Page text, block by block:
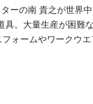
ーの南 貴之が世界
具。大量生産が困
ォームやワークウ